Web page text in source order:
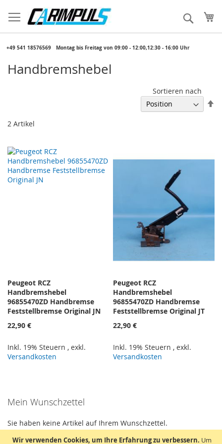
Wir verwenden Cookies, um Ihre Erfahrung zu verbessern. Um
zum
Inhalt
​ +49 541 18576569 ​ Montag bis Freitag von 09:00 - 12:00,12:30 - 16:00 Uhr
Suche
Handbremshebel
2 Artikel
Sortieren nach
Peugeot RCZ
Handbremshebel
96855470ZD Handbremse
Feststellbremse Original JN
22,90 €
Inkl. 19% Steuern , exkl.
Versandkosten
Peugeot RCZ
Handbremshebel
96855470ZD Handbremse
Feststellbremse Original JT
22,90 €
Inkl. 19% Steuern , exkl.
Versandkosten
Mein Wunschzettel
Sie haben keine Artikel auf Ihrem Wunschzettel.